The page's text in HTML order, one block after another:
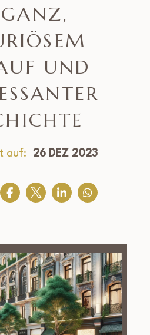
L
E
UND I
G
auf: 26 DEZ 2023